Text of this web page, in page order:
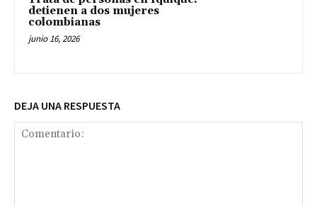
detienen a dos mujeres
colombianas
junio 16, 2026
DEJA UNA RESPUESTA